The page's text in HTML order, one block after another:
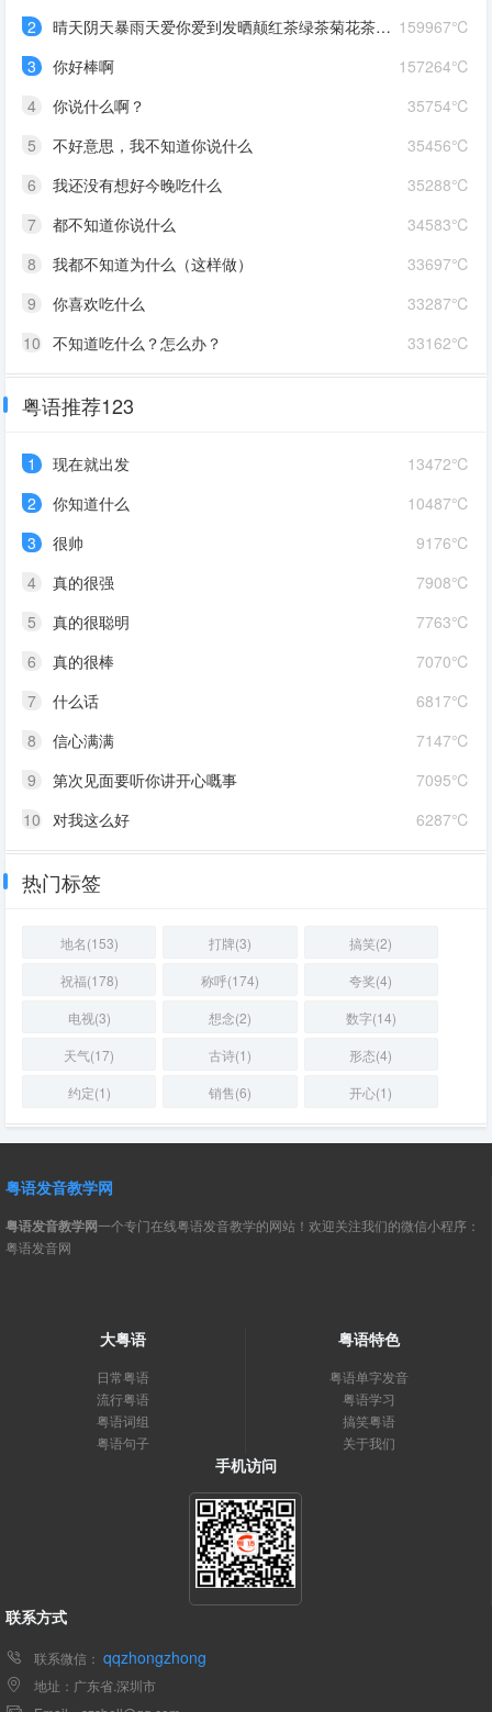
159967℃
2
晴天阴天暴雨天爱你爱到发晒颠红茶绿茶菊花茶爱你爱到蒙查查
157264℃
3
你好棒啊
35754℃
4
你说什么啊？
35456℃
5
不好意思，我不知道你说什么
35288℃
6
我还没有想好今晚吃什么
34583℃
7
都不知道你说什么
33697℃
8
我都不知道为什么（这样做）
33287℃
9
你喜欢吃什么
33162℃
10 不知道吃什么？怎么办？
粤语推荐123
13472℃
1
现在就出发
10487℃
2
你知道什么
9176℃
3
很帅
7908℃
4
真的很强
7763℃
5
真的很聪明
7070℃
6
真的很棒
6817℃
7
什么话
7147℃
8
信心满满
7095℃
9
第次见面要听你讲开心嘅事
6287℃
10 对我这么好
热门标签
地名(153) 打牌(3)
搞笑(2)
祝福(178)
称呼(174)
夸奖(4)
电视(3)
想念(2)
数字(14)
天气(17)
古诗(1)
形态(4)
约定(1)
销售(6) 开心(1)
粤语发音教学网
粤语发音教学网一个专门在线粤语发音教学的网站！欢迎关注我们的微信小程序：
粤语发音网
大粤语
日常粤语
流行粤语
粤语词组
粤语句子
粤语特色
粤语单字发音
粤语学习
搞笑粤语
关于我们
手机访问
联系方式
联系微信： qqzhongzhong
地址：广东省.深圳市